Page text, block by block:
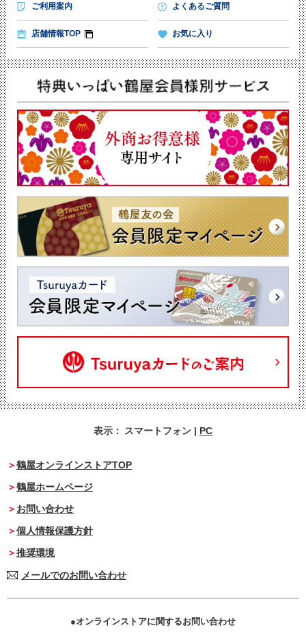
ご利用案内 よくあるご質問
店舗情報TOP お気に入り
表示： スマートフォン | PC
鶴屋オンラインストアTOP
鶴屋ホームページ
お問い合わせ
個人情報保護方針
推奨環境
メールでのお問い合わせ
オンラインストアに関するお問い合わせ